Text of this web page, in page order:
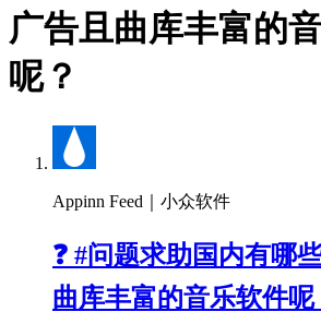
广告且曲库丰富的
呢？
Appinn Feed｜小众软件
❓ #问题求助国内有哪
曲库丰富的音乐软件呢